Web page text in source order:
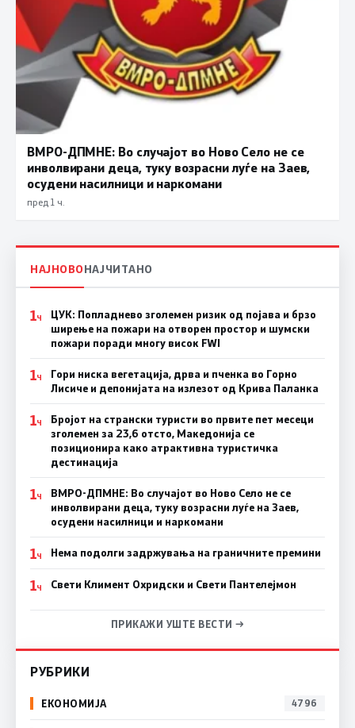
ВМРО-ДПМНЕ: Во случајот во Ново Село не се
инволвирани деца, туку возрасни луѓе на Заев,
осудени насилници и наркомани
пред 1 ч.
НАЈНОВОНАЈЧИТАНО
1Ч
ЦУК: Попладнево зголемен ризик од појава и брзо
ширење на пожари на отворен простор и шумски
пожари поради многу висок FWI
1Ч
Гори ниска вегетација, дрва и пченка во Горно
Лисиче и депонијата на излезот од Крива Паланка
1Ч
Бројот на странски туристи во првите пет месеци
зголемен за 23,6 отсто, Македонија се
позиционира како атрактивна туристичка
дестинација
1Ч
ВМРО-ДПМНЕ: Во случајот во Ново Село не се
инволвирани деца, туку возрасни луѓе на Заев,
осудени насилници и наркомани
1Ч Нема подолги задржувања на граничните премини
1Ч Свети Климент Охридски и Свети Пантелејмон
ПРИКАЖИ УШТЕ ВЕСТИ →
РУБРИКИ
ЕКОНОМИЈА 4796